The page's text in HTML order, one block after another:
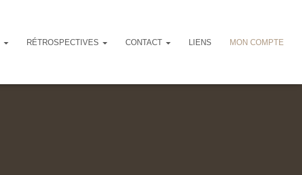
RÉTROSPECTIVES CONTACT LIENS MON COMPTE